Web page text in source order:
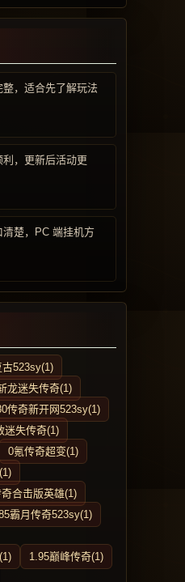
，适合先了解玩法
，更新后活动更
楚，PC 端挂机方
古523sy(1)
龙迷失传奇(1)
传奇新开网523sy(1)
迷失传奇(1)
0氪传奇超变(1)
合击版英雄(1)
霸月传奇523sy(1)
1.95巅峰传奇(1)